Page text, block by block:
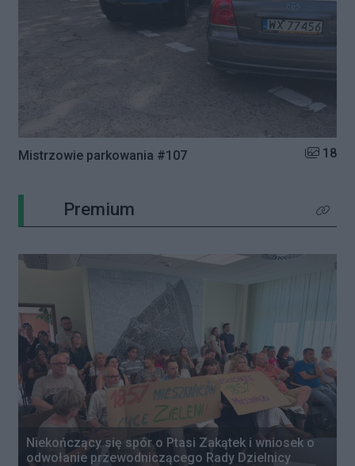
Mistrzowie parkowania #107 Liczba
18
Premium Kliknij
Niekończący się spór o Ptasi Zakątek i wniosek o
odwołanie przewodniczącego Rady Dzielnicy